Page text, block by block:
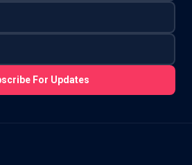
For Updates